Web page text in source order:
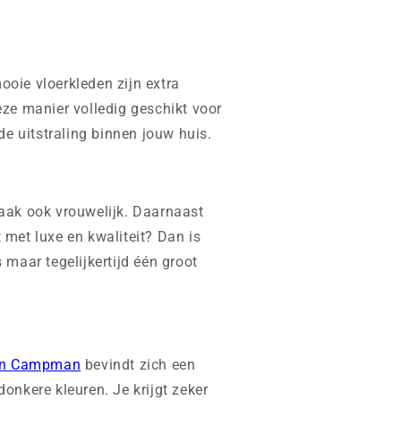
vloerkleden zijn extra
manier volledig geschikt voor
uitstraling binnen jouw huis.
ook vrouwelijk. Daarnaast
luxe en kwaliteit? Dan is
maar tegelijkertijd één groot
Campman bevindt zich een
kleuren. Je krijgt zeker